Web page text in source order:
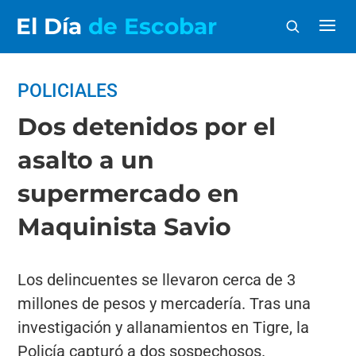
El Día de Escobar
POLICIALES
Dos detenidos por el
asalto a un
supermercado en
Maquinista Savio
Los delincuentes se llevaron cerca de 3
millones de pesos y mercadería. Tras una
investigación y allanamientos en Tigre, la
Policía capturó a dos sospechosos.